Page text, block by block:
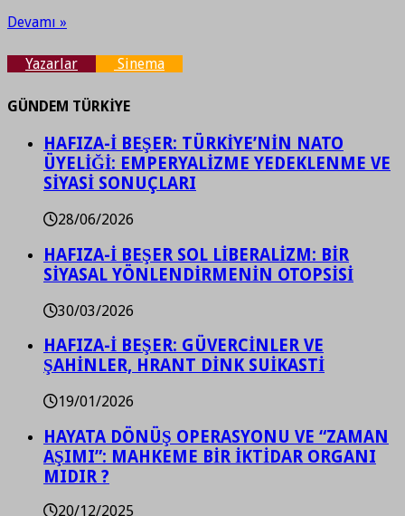
Devamı »
Yazarlar Sinema
GÜNDEM TÜRKİYE
HAFIZA-İ BEŞER: TÜRKİYE’NİN NATO
ÜYELİĞİ: EMPERYALİZME YEDEKLENME VE
SİYASİ SONUÇLARI
28/06/2026
HAFIZA-İ BEŞER SOL LİBERALİZM: BİR
SİYASAL YÖNLENDİRMENİN OTOPSİSİ
30/03/2026
HAFIZA-İ BEŞER: GÜVERCİNLER VE
ŞAHİNLER, HRANT DİNK SUİKASTİ
19/01/2026
HAYATA DÖNÜŞ OPERASYONU VE “ZAMAN
AŞIMI”: MAHKEME BİR İKTİDAR ORGANI
MIDIR ?
20/12/2025